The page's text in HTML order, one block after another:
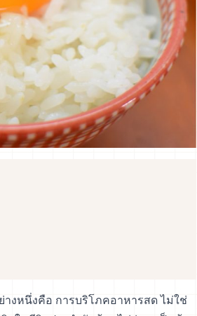
งหนึ่งคือ การบริโภคอาหารสด ไม่ใช่